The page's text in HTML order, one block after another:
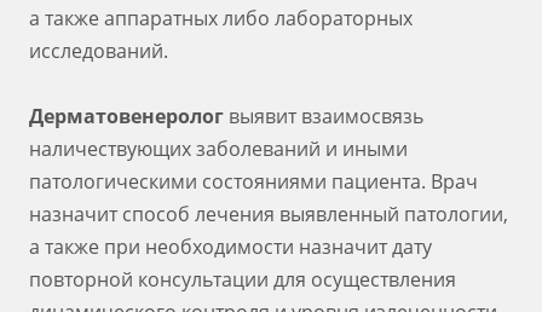
а также аппаратных либо лабораторных
исследований.
Дерматовенеролог выявит взаимосвязь
наличествующих заболеваний и иными
патологическими состояниями пациента. Врач
назначит способ лечения выявленный патологии,
а также при необходимости назначит дату
повторной консультации для осуществления